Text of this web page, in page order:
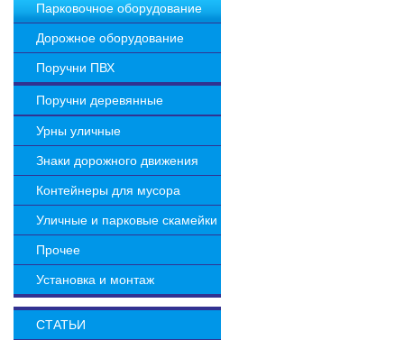
Парковочное оборудование
Дорожное оборудование
Поручни ПВХ
Поручни деревянные
Урны уличные
Знаки дорожного движения
Контейнеры для мусора
Уличные и парковые скамейки
Прочее
Установка и монтаж
СТАТЬИ